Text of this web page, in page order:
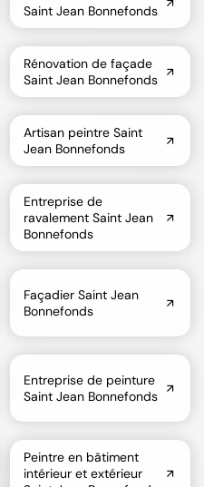
Saint Jean Bonnefonds
Rénovation de façade
Saint Jean Bonnefonds
Artisan peintre Saint
Jean Bonnefonds
Entreprise de
ravalement Saint Jean
Bonnefonds
Façadier Saint Jean
Bonnefonds
Entreprise de peinture
Saint Jean Bonnefonds
Peintre en bâtiment
intérieur et extérieur